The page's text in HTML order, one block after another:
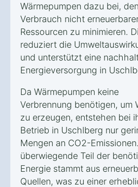
Wärmepumpen dazu bei, den
Verbrauch nicht
Ressourcen zu minimieren.
reduziert die
und unterstützt eine
Energieversorgung in
Da Wärmepumpen keine
Verbrennung benötigen, um
zu erzeugen, entstehen bei
Betrieb in Uschlberg nur
Mengen an CO2-
überwiegende Teil der
Energie stammt aus
Quellen, was zu einer